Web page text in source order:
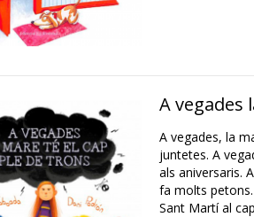
A vegades
A vegades, la
juntetes. A
als aniversaris.
fa molts
Sant Martí al